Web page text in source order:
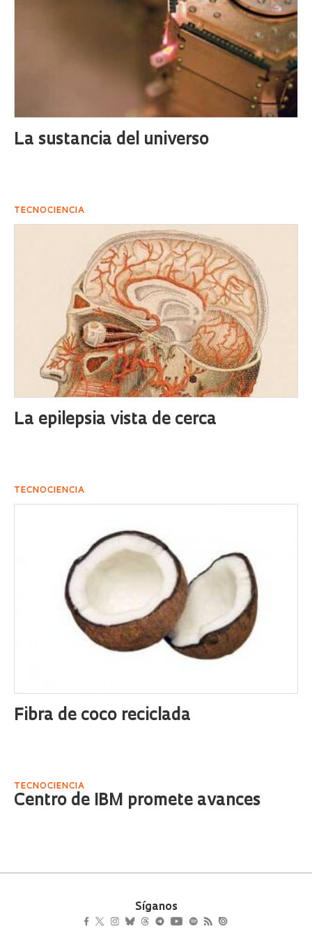
La sustancia del universo
TECNOCIENCIA
La epilepsia vista de cerca
TECNOCIENCIA
Fibra de coco reciclada
TECNOCIENCIA
Centro de IBM promete avances
Síganos